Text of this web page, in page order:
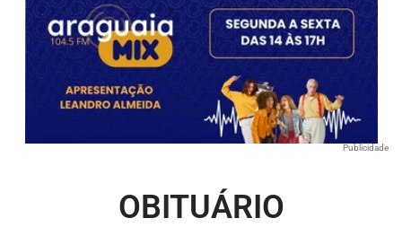
Publicidade
OBITUÁRIO